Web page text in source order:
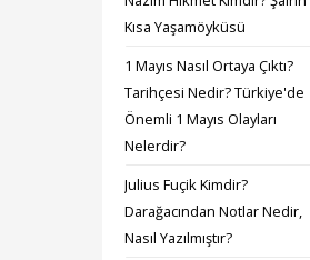
Kısa Yaşamöyküsü
1 Mayıs Nasıl Ortaya Çıktı?
Tarihçesi Nedir? Türkiye'de
Önemli 1 Mayıs Olayları
Nelerdir?
Julius Fuçik Kimdir?
Darağacından Notlar Nedir,
Nasıl Yazılmıştır?